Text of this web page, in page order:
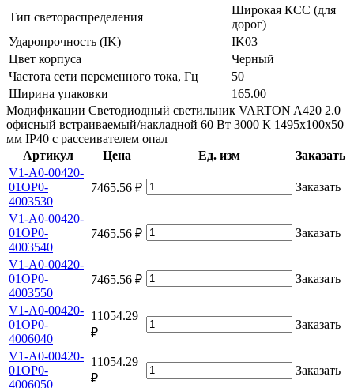
Тип светораспределения
Широкая КСС (для
дорог)
Ударопрочность (IK)
IK03
Цвет корпуса
Черный
Частота сети переменного тока, Гц
50
Ширина упаковки
165.00
Модификации Светодиодный светильник VARTON A420 2.0
офисный встраиваемый/накладной 60 Вт 3000 К 1495x100x50
мм IP40 с рассеивателем опал
Артикул
Цена Ед. изм
Заказать
V1-A0-00420-
01OP0-
4003530
7465.56 ₽ Заказать
V1-A0-00420-
01OP0-
4003540
7465.56 ₽ Заказать
V1-A0-00420-
01OP0-
4003550
7465.56 ₽ Заказать
V1-A0-00420-
01OP0-
4006040
11054.29
₽
Заказать
V1-A0-00420-
01OP0-
4006050
11054.29
₽
Заказать